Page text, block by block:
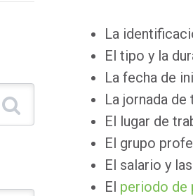
La
El tipo y la
La fecha de
La jornada
El lugar de
El grupo
El salario y
El periodo de